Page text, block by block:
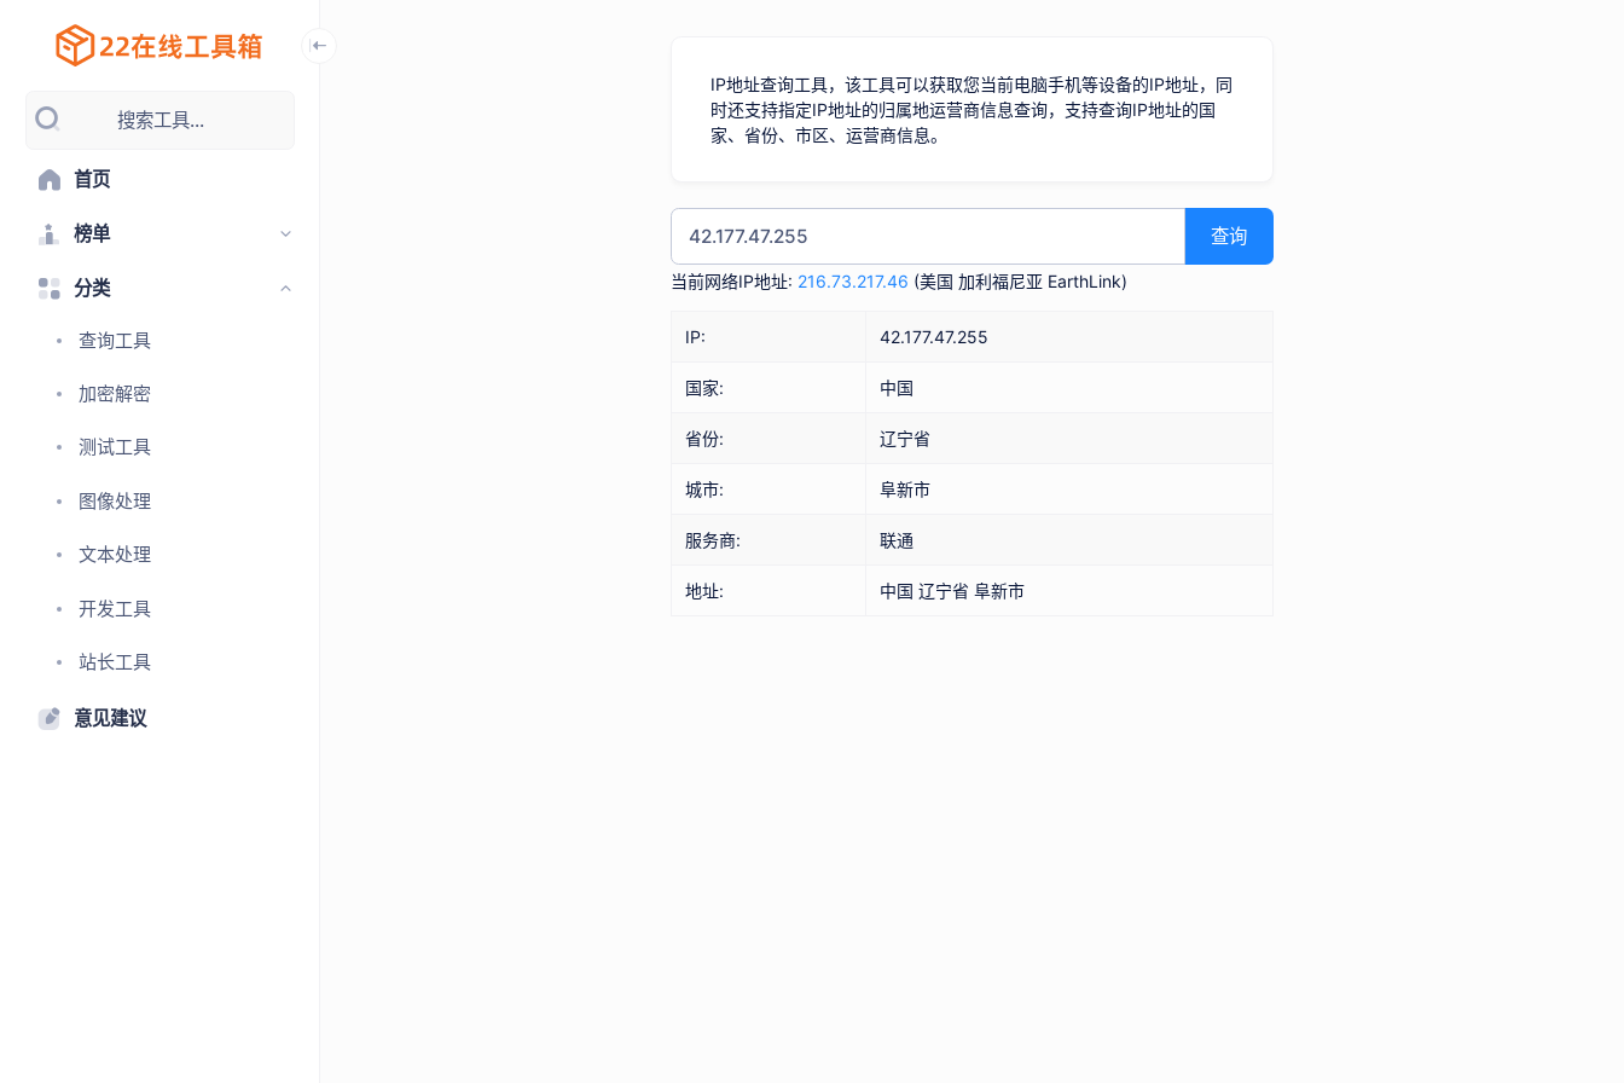
搜索工具...
首页
榜单
分类
查询工具
加密解密
测试工具
图像处理
文本处理
开发工具
站长工具
意见建议
IP地址查询工具，该工具可以获取您当前电脑手机等设备的IP地址，同
时还支持指定IP地址的归属地运营商信息查询，支持查询IP地址的国
家、省份、市区、运营商信息。
查询
当前网络IP地址: 216.73.217.46 (美国 加利福尼亚 EarthLink)
IP: 42.177.47.255
国家: 中国
省份: 辽宁省
城市: 阜新市
服务商: 联通
地址: 中国 辽宁省 阜新市